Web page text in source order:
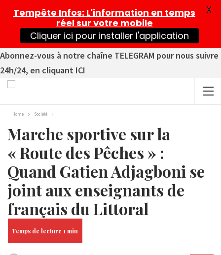
Abonnez-vous à notre chaîne TELEGRAM pour nous suivre
24h/24, en cliquant ICI
Home Société
Marche sportive sur la
« Route des Pêches » :
Quand Gatien Adjagboni se
joint aux enseignants de
français du Littoral
Tempête Infos: L'information en temps
réel sur votre mobile
Cliquer ici pour installer l'application
X